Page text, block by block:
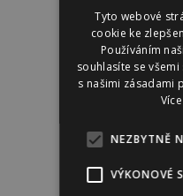
Tyto webové
cookie ke
Používáním
souhlasíte se
s našimi zásadami
NEZBYTNĚ
VÝKONOVÉ